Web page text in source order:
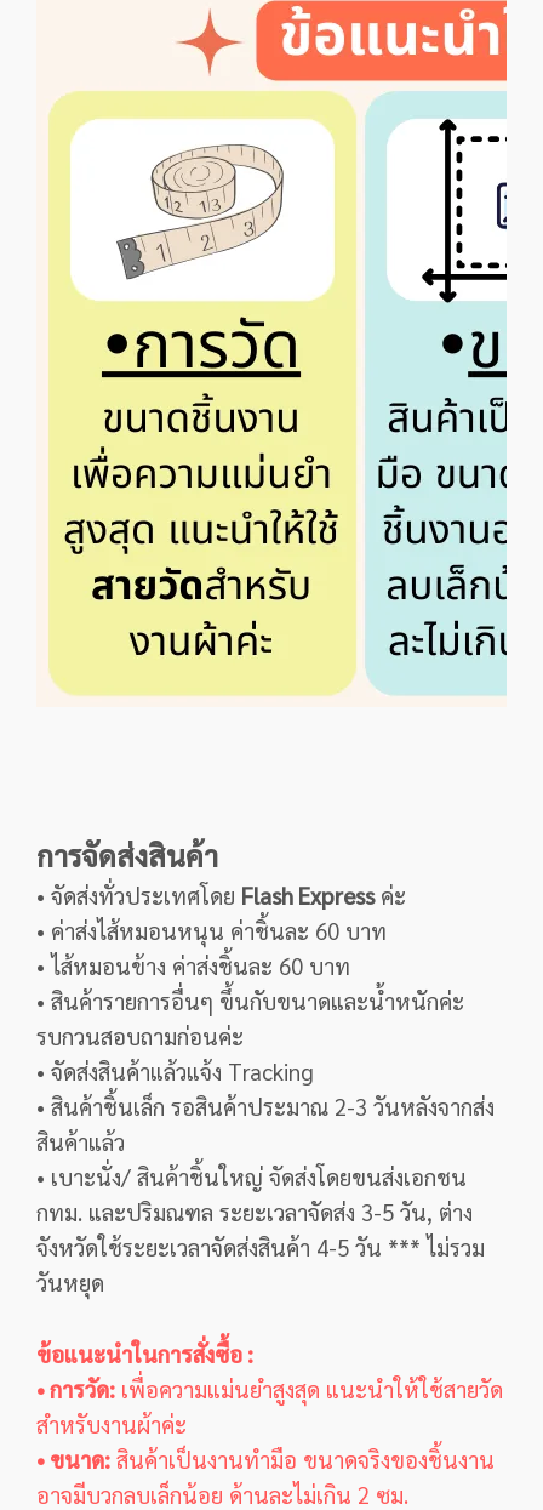
การจัดส่งสินค้า
• จัดส่งทั่วประเทศโดย Flash Expressค่ะ
• ค่าส่งไส้หมอนหนุน ค่าชิ้นละ 60 บาท
• ไส้หมอนข้าง ค่าส่งชิ้นละ 60 บาท
• สินค้ารายการอื่นๆ ขึ้นกับขนาดและน้ำหนักค่ะ
รบกวนสอบถามก่อนค่ะ
• จัดส่งสินค้าแล้วแจ้ง Tracking
• สินค้าชิ้นเล็ก รอสินค้าประมาณ 2-3 วันหลังจากส่ง
สินค้าแล้ว
• เบาะนั่ง/ สินค้าชิ้นใหญ่ จัดส่งโดยขนส่งเอกชน
กทม. และปริมณฑล ระยะเวลาจัดส่ง 3-5 วัน, ต่าง
จังหวัดใช้ระยะเวลาจัดส่งสินค้า 4-5 วัน *** ไม่รวม
วันหยุด
ข้อแนะนำในการสั่งซื้อ :
• การวัด: เพื่อความแม่นยำสูงสุด แนะนำให้ใช้สายวัด
สำหรับงานผ้าค่ะ
• ขนาด: สินค้าเป็นงานทำมือ ขนาดจริงของชิ้นงาน
อาจมีบวกลบเล็กน้อย ด้านละไม่เกิน 2 ซม.